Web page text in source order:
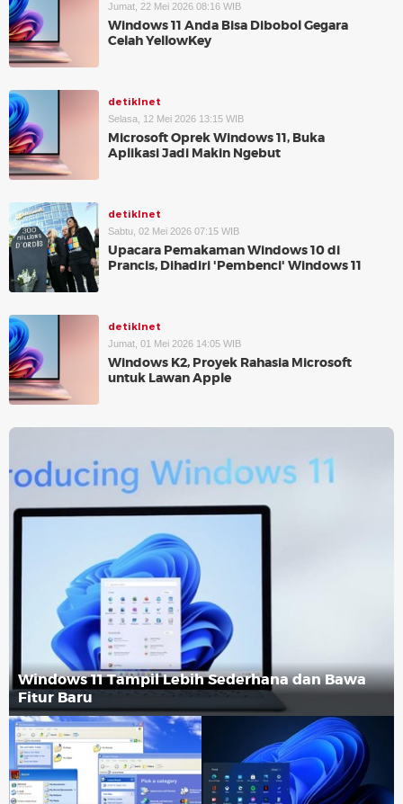
Jumat, 22 Mei 2026 08:16 WIB
Windows 11 Anda Bisa Dibobol Gegara
Celah YellowKey
detikInet
Selasa, 12 Mei 2026 13:15 WIB
Microsoft Oprek Windows 11, Buka
Aplikasi Jadi Makin Ngebut
detikInet
Sabtu, 02 Mei 2026 07:15 WIB
Upacara Pemakaman Windows 10 di
Prancis, Dihadiri 'Pembenci' Windows 11
detikInet
Jumat, 01 Mei 2026 14:05 WIB
Windows K2, Proyek Rahasia Microsoft
untuk Lawan Apple
Windows 11 Tampil Lebih Sederhana dan Bawa
Fitur Baru